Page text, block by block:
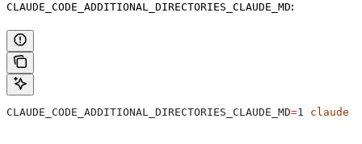
CLAUDE_CODE_ADDITIONAL_DIRECTORIES_CLAUDE_MD:
CLAUDE_CODE_ADDITIONAL_DIRECTORIES_CLAUDE_MD=1 claude